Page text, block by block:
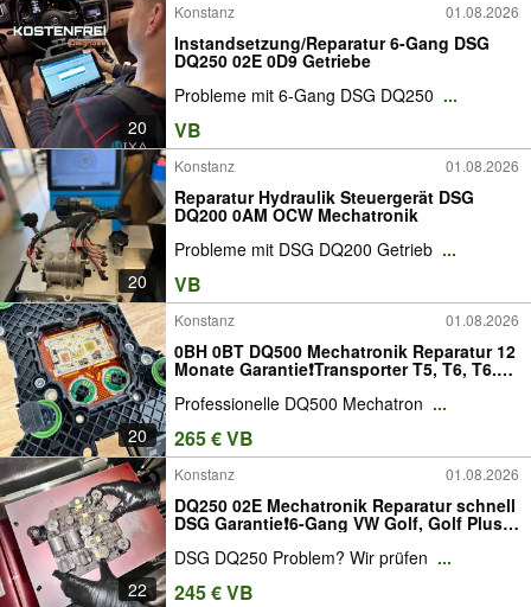
20
Konstanz 01.08.2026
Instandsetzung/Reparatur 6-Gang DSG
DQ250 02E 0D9 Getriebe
Probleme mit 6-Gang DSG DQ250 ...
VB
20
Konstanz 01.08.2026
Reparatur Hydraulik Steuergerät DSG
DQ200 0AM OCW Mechatronik
Probleme mit DSG DQ200 Getrieb ...
VB
20
Konstanz 01.08.2026
0BH 0BT DQ500 Mechatronik Reparatur 12
Monate Garantie❗Transporter T5, T6, T6.1,
Multivan, Caravelle, Amarok, Tiguan,
Arteon, Golf R Audi Q3, RS Q3 Škoda
Professionelle DQ500 Mechatron ...
265 € VB
22
Konstanz 01.08.2026
DQ250 02E Mechatronik Reparatur schnell
DSG Garantie❗6-Gang VW Golf, Golf Plus,
Passat, Touran, Tiguan, Caddy, Jetta,
Sharan, Scirocco, Eos, Beetle Audi A3, TT,
Q3 Škoda Octavia, Superb, Yeti SEAT
DSG DQ250 Problem? Wir prüfen ...
245 € VB